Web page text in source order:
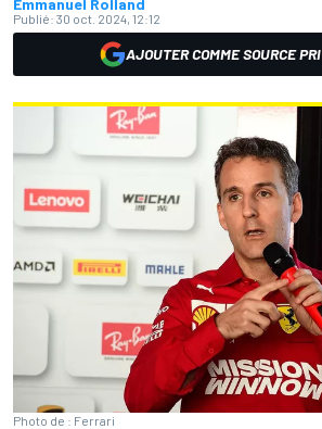
Emmanuel Rolland
Publié: 30 oct. 2024, 12:12
AJOUTER COMME SOURCE
Photo de : Ferrari